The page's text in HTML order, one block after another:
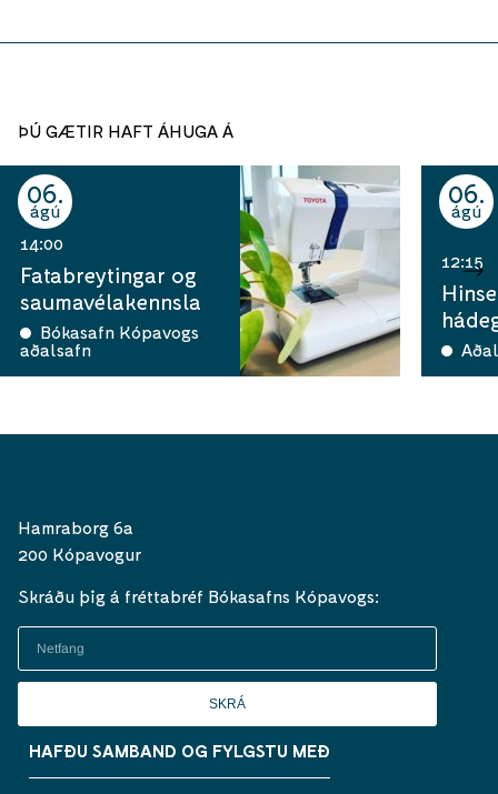
ÞÚ GÆTIR HAFT ÁHUGA Á
06
ágú
14:00
Fatabreytingar og
saumavélakennsla
Bókasafn Kópavogs
aðalsafn
06
ágú
12:15
Hamraborg 6a
200 Kópavogur
Skráðu þig á fréttabréf Bókasafns Kópavogs:
SKRÁ
HAFÐU SAMBAND OG FYLGSTU MEÐ